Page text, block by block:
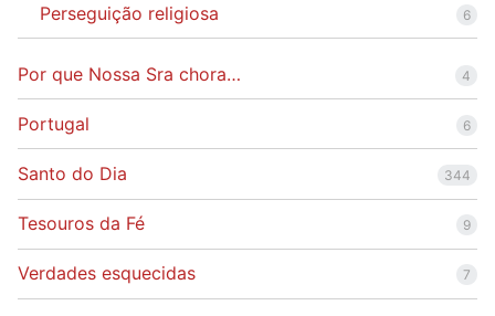
Perseguição religiosa 6
Por que Nossa Sra chora… 4
Portugal 6
Santo do Dia 344
Tesouros da Fé 9
Verdades esquecidas 7